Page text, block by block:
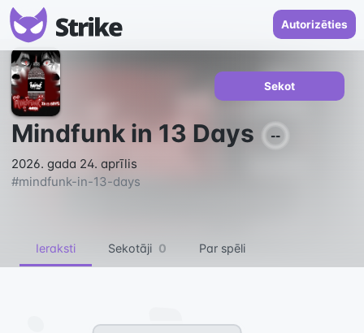
Autorizēties
Mindfunk in 13 Days --
2026. gada 24. aprīlis
#mindfunk-in-13-days
Sekot
Ieraksti Sekotāji 0 Par spēli